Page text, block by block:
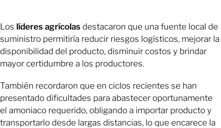
Los líderes agrícolas destacaron que una fuente local de
suministro permitiría reducir riesgos logísticos, mejorar la
disponibilidad del producto, disminuir costos y brindar
mayor certidumbre a los productores.
También recordaron que en ciclos recientes se han
presentado dificultades para abastecer oportunamente
el amoniaco requerido, obligando a importar producto y
transportarlo desde largas distancias, lo que encarece la